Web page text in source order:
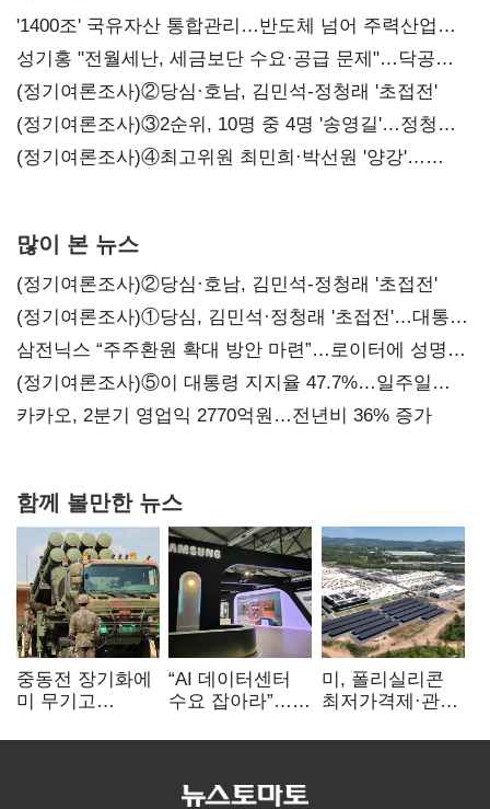
'1400조' 국유자산 통합관리…반도체 넘어 주력산업
구조혁신
성기홍 "전월세난, 세금보단 수요·공급 문제"…닥공
시사
(정기여론조사)②당심·호남, 김민석-정청래 '초접전'
(정기여론조사)③2순위, 10명 중 4명 '송영길'…정청래
'한 자릿수'
(정기여론조사)④최고위원 최민희·박선원 '양강'…
많이 본 뉴스
(정기여론조사)②당심·호남, 김민석-정청래 '초접전'
(정기여론조사)①당심, 김민석·정청래 '초접전'…대통령
지지도 '50% 아래로'(종합)
삼전닉스 “주주환원 확대 방안 마련”…로이터에 성명
보내
(정기여론조사)⑤이 대통령 지지율 47.7%…일주일
만에 다시 40%대
카카오, 2분기 영업익 2770억원…전년비 36% 증가
함께 볼만한 뉴스
중동전 장기화에
미 무기고
기회
“AI 데이터센터
수요 잡아라”…
냉각솔루션
미, 폴리실리콘
최저가격제·관세
입지 확대 기대